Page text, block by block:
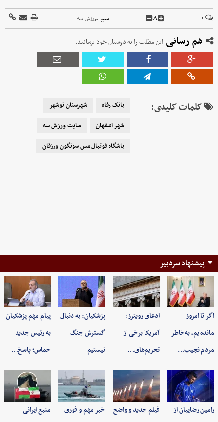
۰ A منبع :ورزش سه
هم رسانی این مطلب را به دوستان خود برسانید.
کلمات کلیدی: بانک رفاه
شهرستان نوشهر
شهر اصفهان
سایت ورزش سه
باشگاه فوتبال مس سونگون ورزقان
پیشنهاد سردبیر
اگر تا امروز
مانده‌ایم، به‌خاطر
مردم نجیب…
ادعای رویترز:
آمریکا برخی از
تحریم‌های…
پزشکیان: به‌ دنبال
گسترش جنگ
نیستیم
پیام مهم پزشکیان
به رئیس جدید
حماس؛ پاسخ…
رامین رضاییان از
فیلم جدید و واضح
خبر مهم و فوری
منبع ایرانی